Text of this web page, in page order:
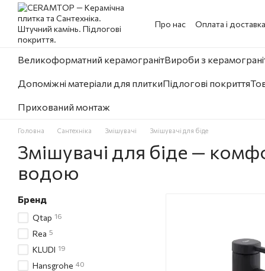
Перейти до основного контенту
Про нас
Оплата і доставка
Великоформатний керамогранітВироби з
Допоміжні матеріали для плиткиПідлогові покриття
Прихований монтаж
Головна Сантехніка Змішувачі Змішувачі для біде
Змішувачі для біде —
водою
Бренд
Qtap 16
Rea 5
KLUDI 19
Hansgrohe 40